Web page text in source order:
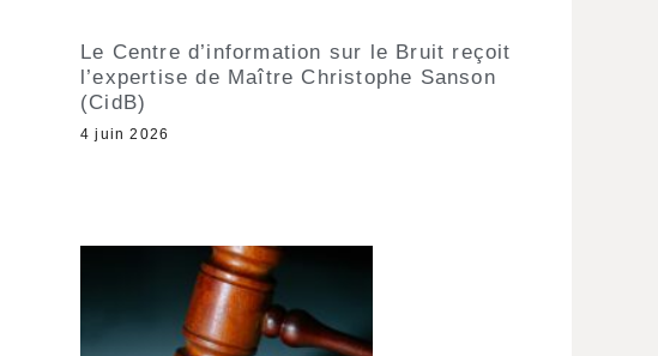
Le Centre d’information sur le Bruit reçoit
l’expertise de Maître Christophe Sanson
(CidB)
4 juin 2026